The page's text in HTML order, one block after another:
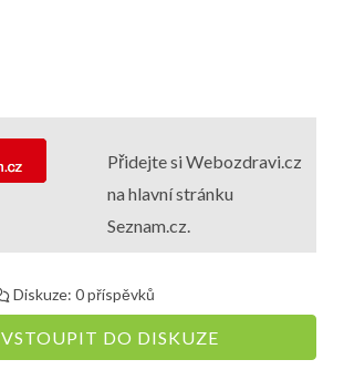
Přidejte si Webozdravi.cz
na hlavní stránku
Seznam.cz.
Diskuze: 0příspěvků
VSTOUPIT DO DISKUZE